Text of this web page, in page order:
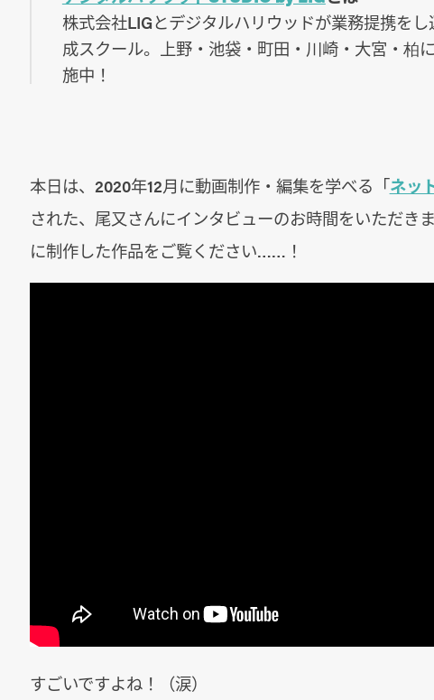
株式会社LIGとデジタルハリウッドが業務提携を
成スクール。上野・池袋・町田・川崎・大宮・柏
施中！
本日は、2020年12月に動画制作・編集を学べる「ネッ
された、尾又さんにインタビューのお時間をいただき
に制作した作品をご覧ください……！
すごいですよね！（涙）